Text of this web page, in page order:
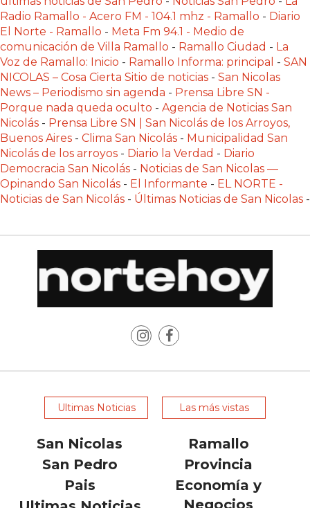
¿CUÁL
ES
MEJOR
PLATAFORMA?
CHANGUITO.COM.AR,
LA
TIENDA
ONLINE
ARGENTINA
QUE
LAS
VENDER
POR
COMISIÓN
Radio Ramallo - Acero FM - 104.1 mhz - Ramallo - Diario
El Norte - Ramallo - Meta Fm 94.1 - Medio de
comunicación de Villa Ramallo - Ramallo Ciudad - La
Voz de Ramallo: Inicio - Ramallo Informa: principal - SAN
NICOLAS – Cosa Cierta Sitio de noticias - San Nicolas
News – Periodismo sin agenda - Prensa Libre SN -
Porque nada queda oculto - Agencia de Noticias San
Nicolás - Prensa Libre SN | San Nicolás de los Arroyos,
Buenos Aires - Clima San Nicolás - Municipalidad San
Nicolás de los arroyos - Diario la Verdad - Diario
Democracia San Nicolás - Noticias de San Nicolas —
Opinando San Nicolás - El Informante - EL NORTE -
Noticias de San Nicolás - Últimas Noticias de San Nicolas -
Ultimas Noticias Las más vistas
San Nicolas
Ramallo
San Pedro
Provincia
Pais
Economía y